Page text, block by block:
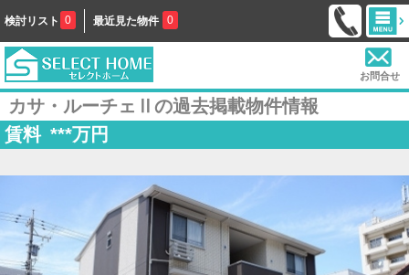
検討リスト 0 最近見た物件 0
お問合せ
カサ・ルーチェⅡの過去掲載物件情報
賃料 ***万円